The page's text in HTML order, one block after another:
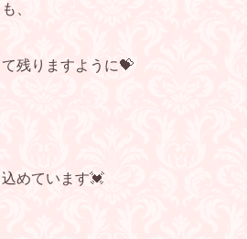
、
残りますように💝
めています💓